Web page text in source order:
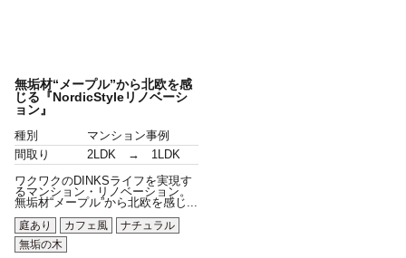
無垢材“メープル”から北欧を感
じる『NordicStyleリノベーシ
ョン』
種別
マンション事例
間取り
2LDK → 1LDK
ワクワクのDINKSライフを実現す
るマンション・リノベーション。
無垢材“メープル”から北欧を感じ...
庭あり
カフェ風
ナチュラル
無垢の木